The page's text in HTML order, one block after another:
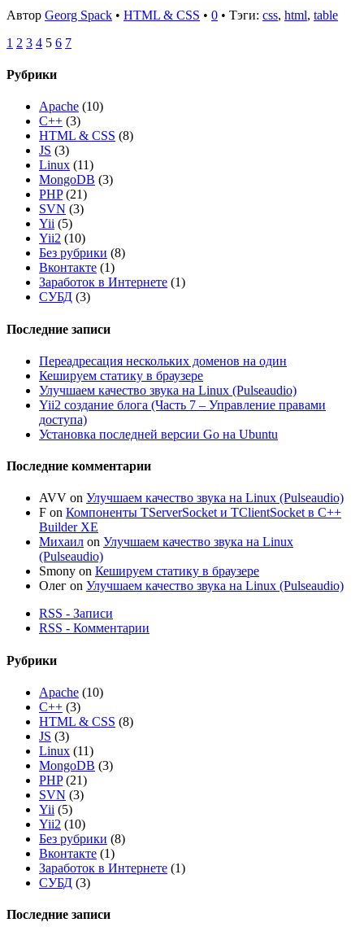
Автор Georg Spack • HTML & CSS • 0 • Тэги: css, html, table
1 2 3 4 5 6 7
Рубрики
Apache (10)
C++ (3)
HTML & CSS (8)
JS (3)
Linux (11)
MongoDB (3)
PHP(21)
SVN (3)
Yii (5)
Yii2 (10)
Без рубрики (8)
Вконтакте (1)
Заработок в Интернете (1)
СУБД (3)
Последние записи
Переадресация нескольких доменов на один
Кешируем статику в браузере
Улучшаем качество звука на Linux (Pulseaudio)
Yii2 создание блога (Часть 7 – Управление правами
доступа)
Установка последней версии Go на Ubuntu
Последние комментарии
AVV on Улучшаем качество звука на Linux (Pulseaudio)
F on Компоненты TServerSocket и TClientSocket в C++
Builder XE
Михаил on Улучшаем качество звука на Linux
(Pulseaudio)
Smony on Кешируем статику в браузере
Олег on Улучшаем качество звука на Linux (Pulseaudio)
RSS - Записи
RSS - Комментарии
Рубрики
Apache (10)
C++ (3)
HTML & CSS (8)
JS (3)
Linux (11)
MongoDB (3)
PHP(21)
SVN (3)
Yii (5)
Yii2 (10)
Без рубрики (8)
Вконтакте (1)
Заработок в Интернете (1)
СУБД (3)
Последние записи